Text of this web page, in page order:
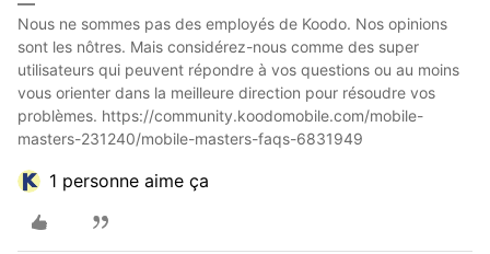
Nous ne sommes pas des employés de Koodo. Nos opinions
sont les nôtres. Mais considérez-nous comme des super
utilisateurs qui peuvent répondre à vos questions ou au moins
vous orienter dans la meilleure direction pour résoudre vos
problèmes. https://community.koodomobile.com/mobile-
masters-231240/mobile-masters-faqs-6831949
1 personne aime ça